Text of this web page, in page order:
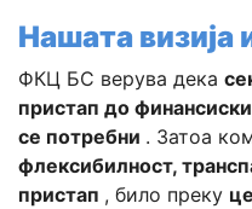
Нашата визија
ФКЦ БС верува дека
пристап до
се потребни . Затоа
флексибилност,
пристап , било преку